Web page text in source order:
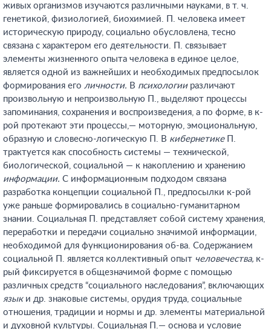
живых организмов изучаются различными науками, в т. ч.
генетикой, физиологией, биохимией. П. человека имеет
историческую природу, социально обусловлена, тесно
связана с характером его деятельности. П. связывает
элементы жизненного опыта человека в единое целое,
является одной из важнейших и необходимых предпосылок
формирования его личности. В психологииразличают
произвольную и непроизвольную П., выделяют процессы
запоминания, сохранения и воспроизведения, а по форме, в к-
рой протекают эти процессы,— моторную, эмоциональную,
образную и словесно-логическую П. В кибернетикеП.
трактуется как способность системы — технической,
биологической, социальной — к накоплению и хранению
информации. С информационным подходом связана
разработка концепции социальной П., предпосылки к-рой
уже раньше формировались в социально-гуманитарном
знании. Социальная П. представляет собой систему хранения,
переработки и передачи социально значимой информации,
необходимой для функционирования об-ва. Содержанием
социальной П. является коллективный опыт человечества, к-
рый фиксируется в общезначимой форме с помощью
различных средств “социального наследования”, включающих
язык и др. знаковые системы, орудия труда, социальные
отношения, традиции и нормы и др. элементы материальной
и духовной культуры. Социальная П.— основа и условие